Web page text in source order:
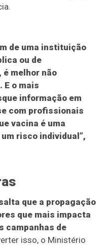
de uma instituição
ou de
melhor não
o mais
informação em
com profissionais
vacina é uma
risco individual”,
que a propagação
que mais impacta
campanhas de
isso, o Ministério